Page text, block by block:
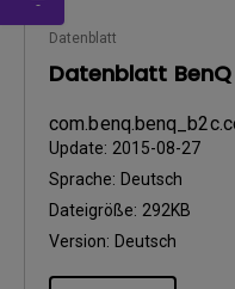
Datenblatt
Datenblatt BenQ
Update: 2015-08-27
Sprache: Deutsch
Dateigröße: 292KB
Version: Deutsch